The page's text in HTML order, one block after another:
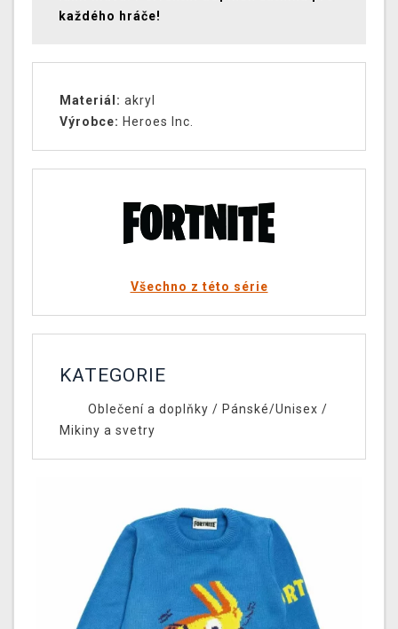
každého hráče!
Materiál: akryl
Výrobce: Heroes Inc.
Všechno z této série
KATEGORIE
Oblečení a doplňky / Pánské/Unisex /
Mikiny a svetry